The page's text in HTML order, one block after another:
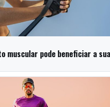
muscular pode beneficiar a sua